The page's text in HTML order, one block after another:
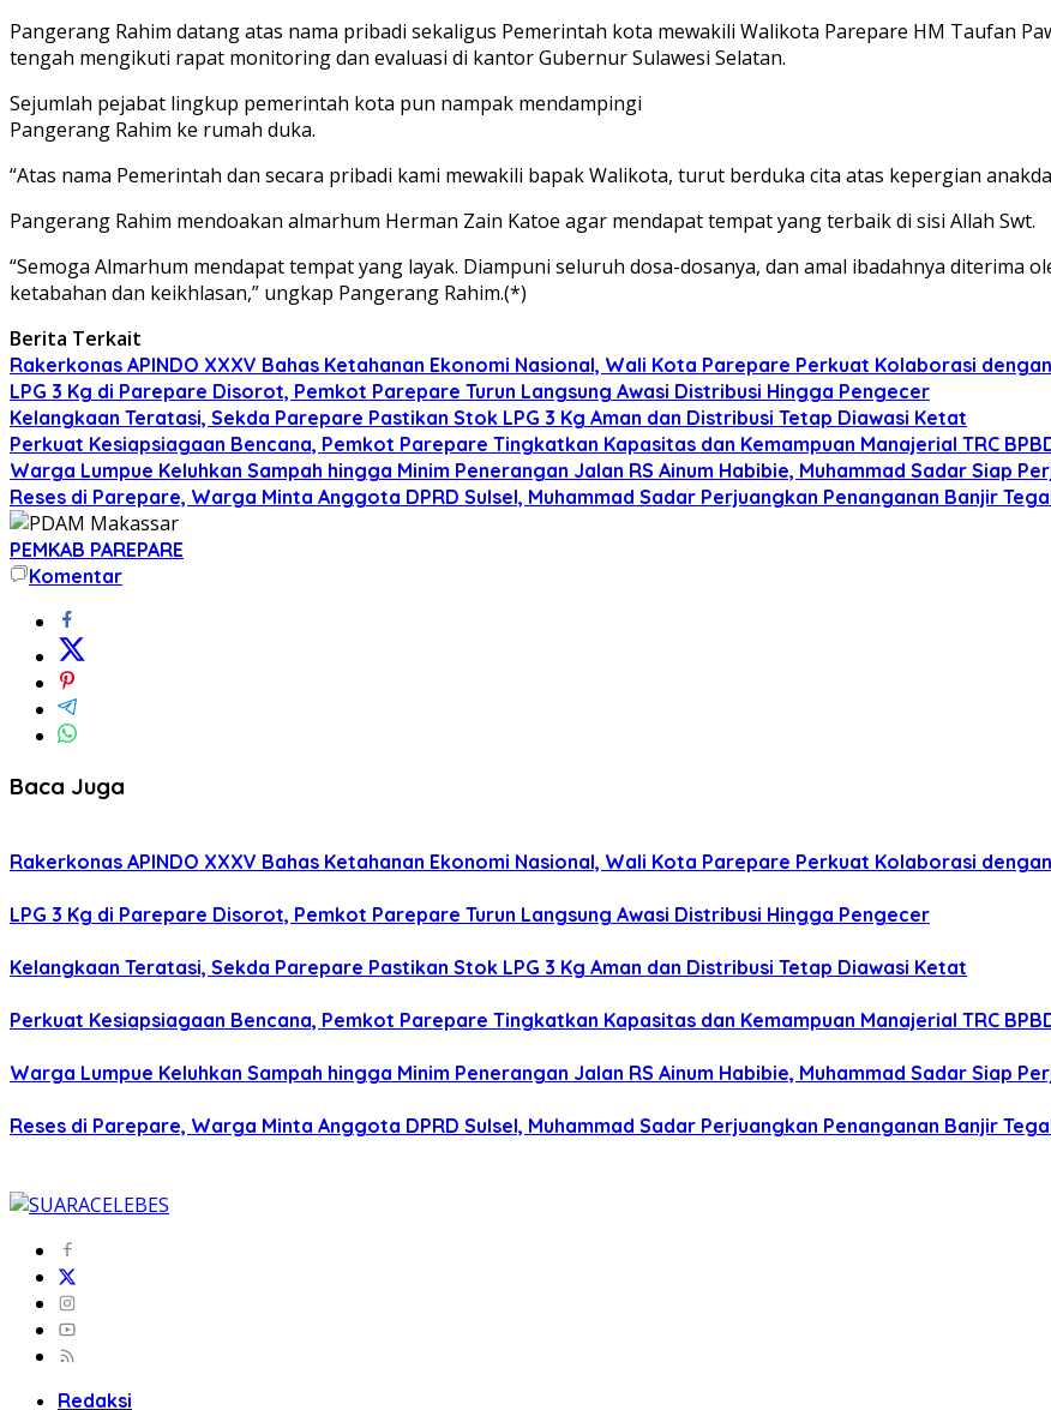
Pangerang Rahim datang atas nama pribadi sekaligus Pemerintah kota mewakili Walikota Parepare HM Taufan
tengah mengikuti rapat monitoring dan evaluasi di kantor Gubernur Sulawesi Selatan.
Sejumlah pejabat lingkup pemerintah kota pun nampak mendampingi
Pangerang Rahim ke rumah duka.
“Atas nama Pemerintah dan secara pribadi kami mewakili bapak Walikota, turut berduka cita atas kepergian
Pangerang Rahim mendoakan almarhum Herman Zain Katoe agar mendapat tempat yang terbaik di sisi Allah Swt.
“Semoga Almarhum mendapat tempat yang layak. Diampuni seluruh dosa-dosanya, dan amal ibadahnya diterima
ketabahan dan keikhlasan,” ungkap Pangerang Rahim.(*)
Berita Terkait
Rakerkonas APINDO XXXV Bahas Ketahanan Ekonomi Nasional, Wali Kota Parepare Perkuat Kolaborasi
LPG 3 Kg di Parepare Disorot, Pemkot Parepare Turun Langsung Awasi Distribusi Hingga Pengecer
Kelangkaan Teratasi, Sekda Parepare Pastikan Stok LPG 3 Kg Aman dan Distribusi Tetap Diawasi Ketat
Perkuat Kesiapsiagaan Bencana, Pemkot Parepare Tingkatkan Kapasitas dan Kemampuan Manajerial TRC
Warga Lumpue Keluhkan Sampah hingga Minim Penerangan Jalan RS Ainum Habibie, Muhammad Sadar Siap
Reses di Parepare, Warga Minta Anggota DPRD Sulsel, Muhammad Sadar Perjuangkan Penanganan Banjir
PEMKAB PAREPARE
Komentar
Baca Juga
Rakerkonas APINDO XXXV Bahas Ketahanan Ekonomi Nasional, Wali Kota Parepare Perkuat Kolaborasi
LPG 3 Kg di Parepare Disorot, Pemkot Parepare Turun Langsung Awasi Distribusi Hingga Pengecer
Kelangkaan Teratasi, Sekda Parepare Pastikan Stok LPG 3 Kg Aman dan Distribusi Tetap Diawasi Ketat
Perkuat Kesiapsiagaan Bencana, Pemkot Parepare Tingkatkan Kapasitas dan Kemampuan Manajerial TRC
Warga Lumpue Keluhkan Sampah hingga Minim Penerangan Jalan RS Ainum Habibie, Muhammad Sadar Siap
Reses di Parepare, Warga Minta Anggota DPRD Sulsel, Muhammad Sadar Perjuangkan Penanganan Banjir
Redaksi